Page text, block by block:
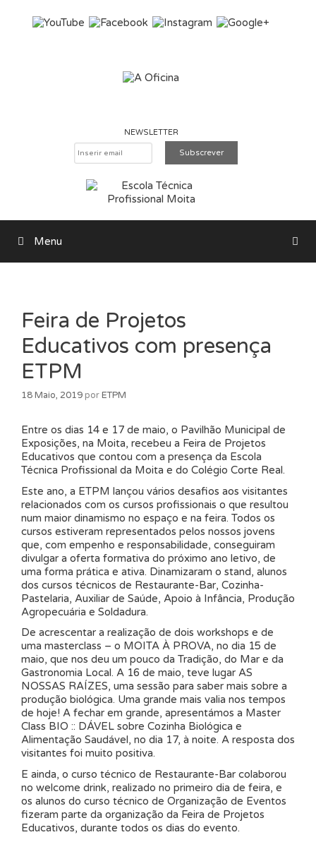
NEWSLETTER
Pesquisar
Menu
Feira de Projetos
Educativos com presença
ETPM
18 Maio, 2019 porETPM
Entre os dias 14 e 17 de maio, o Pavilhão Municipal de
Exposições, na Moita, recebeu a Feira de Projetos
Educativos que contou com a presença da Escola
Técnica Profissional da Moita e do Colégio Corte Real.
Este ano, a ETPM lançou vários desafios aos visitantes
relacionados com os cursos profissionais o que resultou
num maior dinamismo no espaço e na feira. Todos os
cursos estiveram representados pelos nossos jovens
que, com empenho e responsabilidade, conseguiram
divulgar a oferta formativa do próximo ano letivo, de
uma forma prática e ativa. Dinamizaram o stand, alunos
dos cursos técnicos de Restaurante-Bar, Cozinha-
Pastelaria, Auxiliar de Saúde, Apoio à Infância, Produção
Agropecuária e Soldadura.
De acrescentar a realização de dois workshops e de
uma masterclass – o MOITA À PROVA, no dia 15 de
maio, que nos deu um pouco da Tradição, do Mar e da
Gastronomia Local. A 16 de maio, teve lugar AS
NOSSAS RAÍZES, uma sessão para saber mais sobre a
produção biológica. Uma grande mais valia nos tempos
de hoje! A fechar em grande, apresentámos a Master
Class BIO :: DÁVEL sobre Cozinha Biológica e
Alimentação Saudável, no dia 17, à noite. A resposta dos
visitantes foi muito positiva.
E ainda, o curso técnico de Restaurante-Bar colaborou
no welcome drink, realizado no primeiro dia de feira, e
os alunos do curso técnico de Organização de Eventos
fizeram parte da organização da Feira de Projetos
Educativos, durante todos os dias do evento.